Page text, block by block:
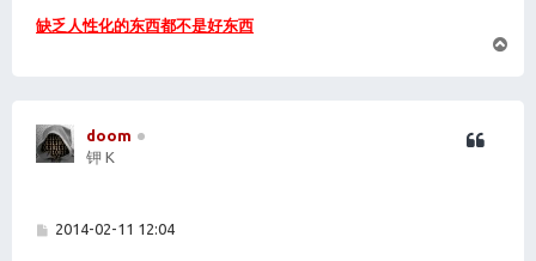
缺乏人性化的东西都不是好东西
doom
钾 K
帖
2014-02-11 12:04